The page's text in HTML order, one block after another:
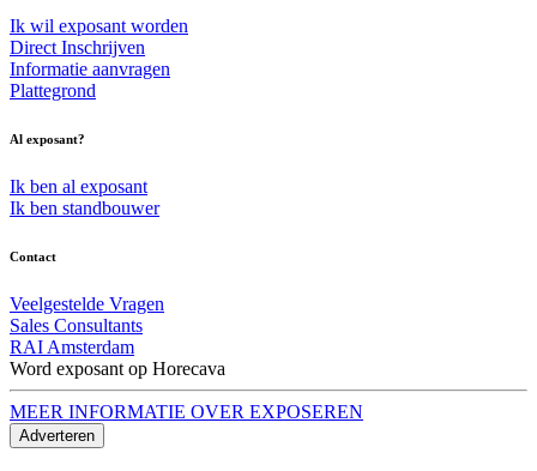
Ik wil exposant worden
Direct Inschrijven
Informatie aanvragen
Plattegrond
Al exposant?
Ik ben al exposant
Ik ben standbouwer
Contact
Veelgestelde Vragen
Sales Consultants
RAI Amsterdam
Word exposant op Horecava
MEER INFORMATIE OVER EXPOSEREN
Adverteren